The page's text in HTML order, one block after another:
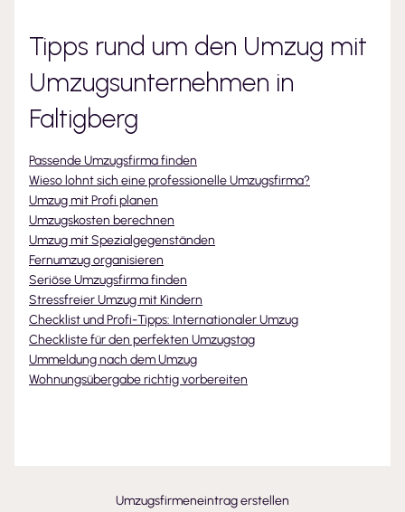
Tipps rund um den Umzug mit
Umzugsunternehmen in
Faltigberg
Passende Umzugsfirma finden
Wieso lohnt sich eine professionelle Umzugsfirma?
Umzug mit Profi planen
Umzugskosten berechnen
Umzug mit Spezialgegenständen
Fernumzug organisieren
Seriöse Umzugsfirma finden
Stressfreier Umzug mit Kindern
Checklist und Profi-Tipps: Internationaler Umzug
Checkliste für den perfekten Umzugstag
Ummeldung nach dem Umzug
Wohnungsübergabe richtig vorbereiten
Umzugsfirmeneintrag erstellen